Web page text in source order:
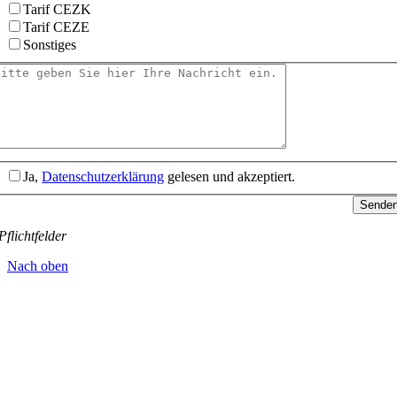
Tarif CEZK
Tarif CEZE
Sonstiges
Ja,Datenschutzerklärung gelesen und akzeptiert.
Nach oben